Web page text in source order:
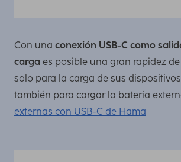
Con una conexión USB-C como
carga es posible una gran rapidez
solo para la carga de sus
también para cargar la batería
externas con USB-C de Hama